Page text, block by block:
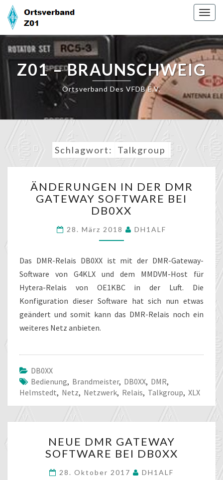
Skip
content
Z01 – BRAUNSCHWEIG
Ortsverband Des VFDB E.V.
Schlagwort: Talkgroup
IN
DER
DMR
SOFTWARE
BEI
ÄNDERUNGEN IN DER DMR
GATEWAY SOFTWARE BEI
DB0XX
28. März 2018 DH1ALF
Das DMR-Relais DB0XX ist mit der DMR-Gateway-
Software von G4KLX und dem MMDVM-Host für
Hytera-Relais von OE1KBC in der Luft. Die
Konfiguration dieser Software hat sich nun etwas
geändert und somit kann das DMR-Relais noch ein
weiteres Netz anbieten.
DB0XX
Bedienung, Brandmeister, DB0XX, DMR,
Helmstedt, Netz, Netzwerk, Relais, Talkgroup, XLX
DMR
GATEWAY
BEI
NEUE DMR GATEWAY
SOFTWARE BEI DB0XX
28. Oktober 2017 DH1ALF